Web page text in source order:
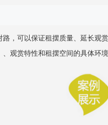
，可以保证租摆质量、延长观
观赏特性和租摆空间的具体环境